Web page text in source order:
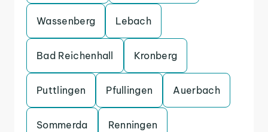
Wassenberg Lebach
Bad Reichenhall Kronberg
Puttlingen Pfullingen Auerbach
Sommerda Renningen